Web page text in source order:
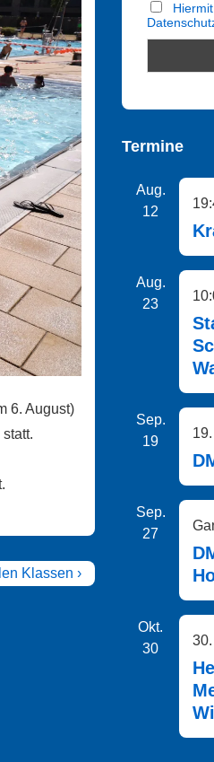
6. August)
Klassen ›
Termine
Aug.
12
Aug.
23
Sep.
19
Sep.
27
Okt.
30